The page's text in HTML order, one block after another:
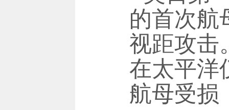
的首次航
视距攻击
在太平洋
航母受损